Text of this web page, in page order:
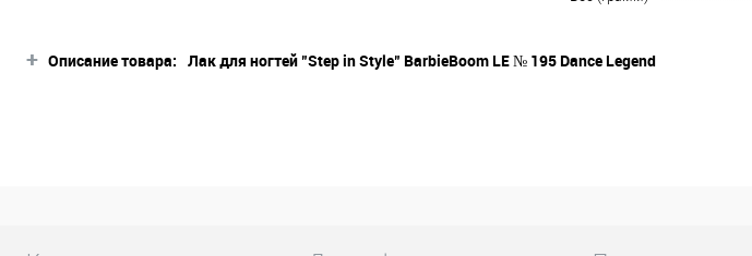
+ Описание товара: Лак для ногтей "Step in Style" BarbieBoom LE № 195 Dance Legend